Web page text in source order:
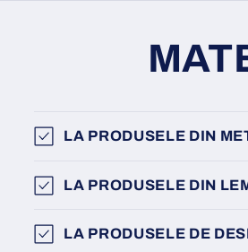
LA PRODUSELE DIN
LA PRODUSELE DIN
LA PRODUSELE DE